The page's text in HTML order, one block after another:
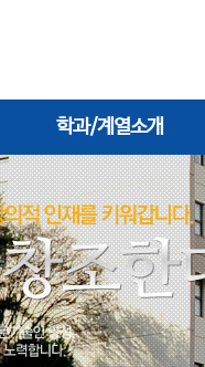
학과/계열소개